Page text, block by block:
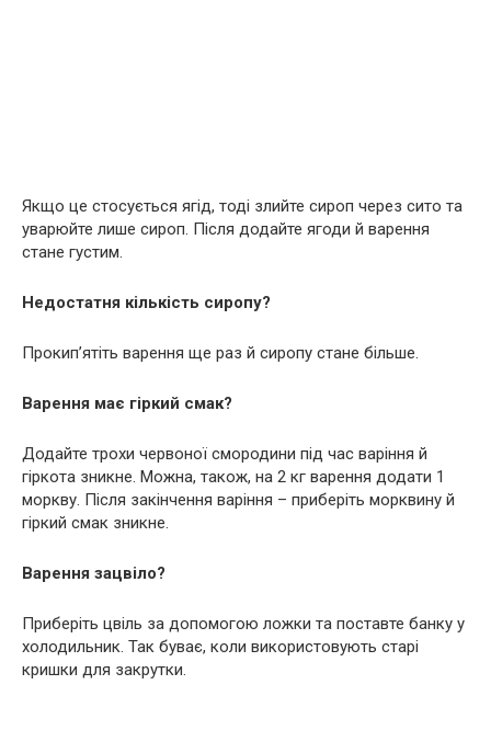
Якщо це стосується ягід, тоді злийте сироп через сито та
уварюйте лише сироп. Після додайте ягоди й варення
стане густим.
Недостатня кількість сиропу?
Прокип’ятіть варення ще раз й сиропу стане більше.
Варення має гіркий смак?
Додайте трохи червоної смородини під час варіння й
гіркота зникне. Можна, також, на 2 кг варення додати 1
моркву. Після закінчення варіння – приберіть морквину й
гіркий смак зникне.
Варення зацвіло?
Приберіть цвіль за допомогою ложки та поставте банку у
холодильник. Так буває, коли використовують старі
кришки для закрутки.